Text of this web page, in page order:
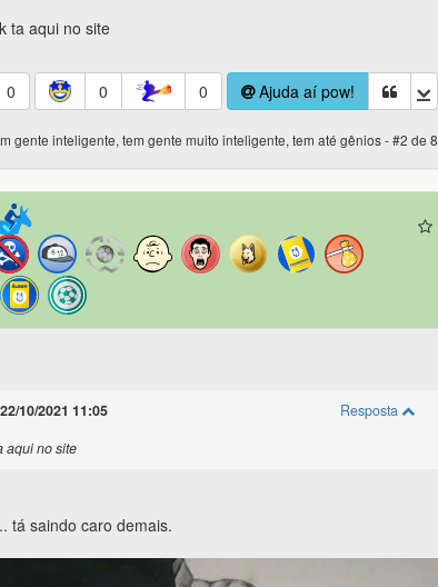
ta aqui no site
0 0 0 Ajuda aí pow!
gente inteligente, tem gente muito inteligente, tem até gênios - #2 de 8
10/2021 11:05
Resposta
aqui no site
tá saindo caro demais.